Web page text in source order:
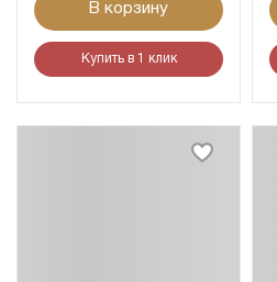
В корзину
Купить в 1 клик